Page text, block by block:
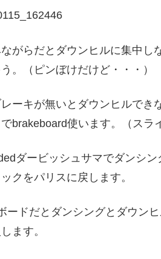
がらだとダウンヒルに集中
。（ピンぼけだけど・・・）
ーキが無いとダウンヒルでき
brakeboard使います。（スラ
ダービッシュサマでダンシ
クをパリスに戻します。
ードだとダンシングとダウン
ます。